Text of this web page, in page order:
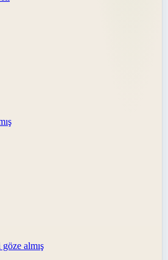
almış